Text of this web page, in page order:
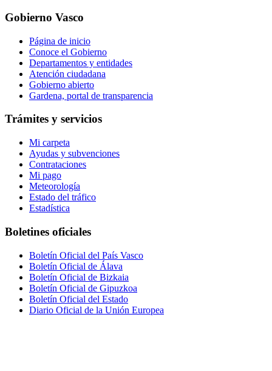
Gobierno Vasco
Página de inicio
Conoce el Gobierno
Departamentos y entidades
Atención ciudadana
Gobierno abierto
Gardena, portal de transparencia
Trámites y servicios
Mi carpeta
Ayudas y subvenciones
Contrataciones
Mi pago
Meteorología
Estado del tráfico
Estadística
Boletines oficiales
Boletín Oficial del País Vasco
Boletín Oficial de Álava
Boletín Oficial de Bizkaia
Boletín Oficial de Gipuzkoa
Boletín Oficial del Estado
Diario Oficial de la Unión Europea